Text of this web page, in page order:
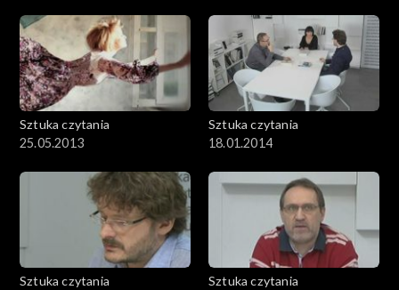
Sztuka czytania
25.05.2013
Sztuka czytania
18.01.2014
Sztuka czytania
Sztuka czytania